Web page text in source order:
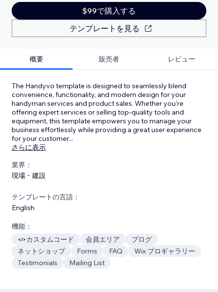
$99で購入する
テンプレートを見る
概要 販売者 レビュー
The Handyvo template is designed to seamlessly blend
convenience, functionality, and modern design for your
handyman services and product sales. Whether you're
offering expert services or selling top-quality tools and
equipment, this template empowers you to manage your
business effortlessly while providing a great user experience
for your customer...
さらに表示
業界：
現場・建設
テンプレートの言語：
English
機能：
カスタムコード
会員エリア
ブログ
ネットショップ
Forms FAQ
Wix プロギャラリー
Testimonials
Mailing List